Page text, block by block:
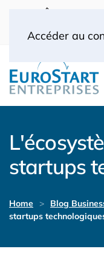
Accéder au
(0) 1 53 57
startups
Home Blog
startups